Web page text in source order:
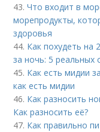
43.Что входит в
морепродукты,
здоровья
44. Как похудеть на
за ночь: 5 реальных
45. Как есть мидии
как есть мидии
46. Как разносить
Как разносить её?
47. Как правильно